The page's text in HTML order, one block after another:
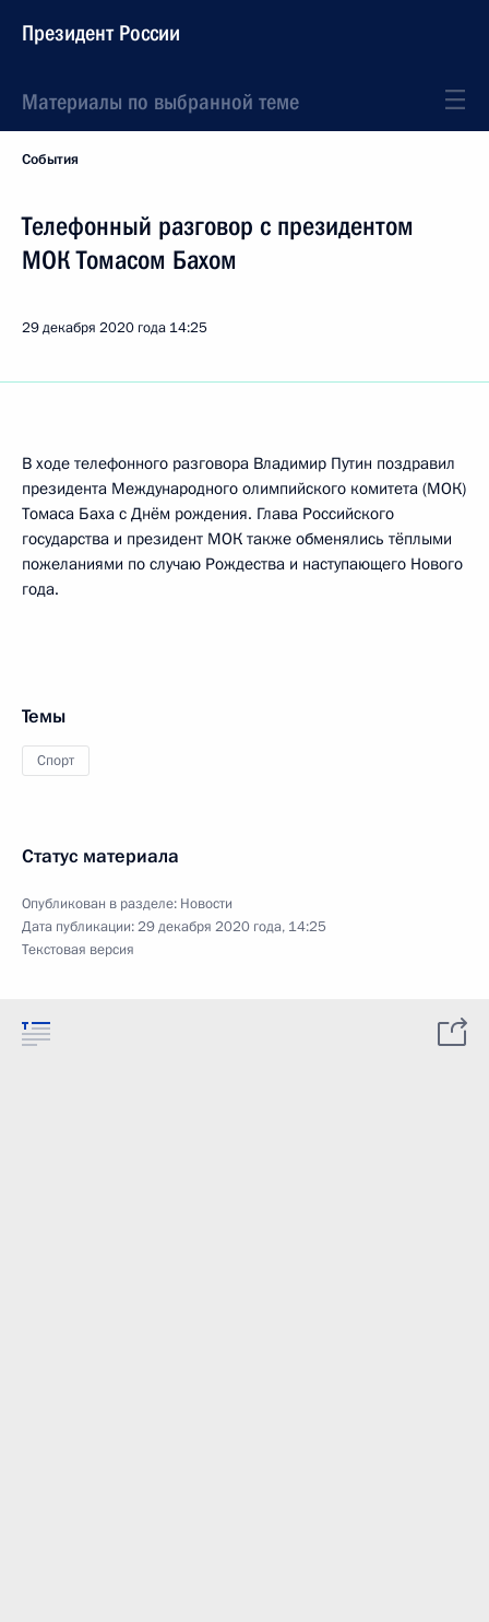
Президент России
Материалы по выбранной теме
События
Телефонный разговор с президентом
МОК Томасом Бахом
29 декабря 2020 года 14:25
В ходе телефонного разговора Владимир Путин поздравил
президента Международного олимпийского комитета (МОК)
Томаса Баха с Днём рождения. Глава Российского
государства и президент МОК также обменялись тёплыми
пожеланиями по случаю Рождества и наступающего Нового
года.
Темы
Спорт
Статус материала
Опубликован в разделе: Новости
Дата публикации:29 декабря 2020 года, 14:25
Текстовая версия